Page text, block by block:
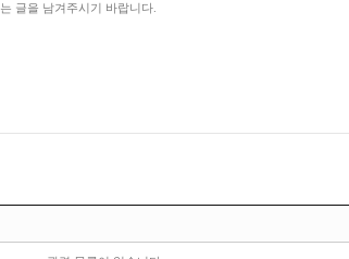
글을 남겨주시기 바랍니다.